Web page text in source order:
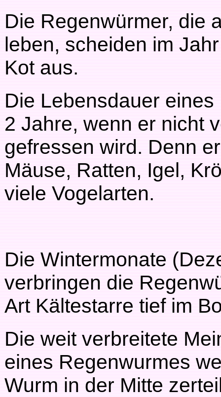
Die Regenwürmer, die
leben, scheiden im
Kot aus.
Die Lebensdauer
2 Jahre, wenn er nicht
gefressen wird. Denn
Mäuse, Ratten, Igel,
viele Vogelarten.
Die Wintermonate
verbringen die
Art Kältestarre tief im
Die weit verbreitete
eines Regenwurmes
Wurm in der Mitte